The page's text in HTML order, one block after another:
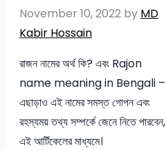
November 10, 2022 by MD
Kabir Hossain
রাজন নামের অর্থ কি? এবং Rajon
name meaning in Bengali –
এছাড়াও এই নামের সমস্ত গোপন এবং
রহস্যময় তথ্য সম্পর্কে জেনে নিতে পারবেন,
এই আর্টিকেলের মাধ্যমে।